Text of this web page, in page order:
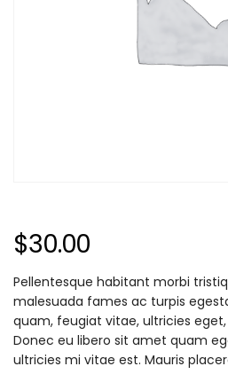
$30.00
Pellentesque habitant morbi
malesuada fames ac turpis
quam, feugiat vitae, ultricies
Donec eu libero sit amet quam
ultricies mi vitae est. Mauris